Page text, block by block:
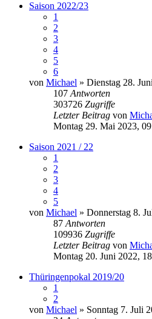
Saison 2022/23
1
2
3
4
5
6
von Michael » Dienstag 28.
107 Antworten
303726 Zugriffe
Letzter Beitrag von
Montag 29. Mai 2023,
Saison 2021 / 22
1
2
3
4
5
von Michael » Donnerstag 8.
87 Antworten
109936 Zugriffe
Letzter Beitrag von
Montag 20. Juni 2022,
Thüringenpokal 2019/20
1
2
von Michael » Sonntag 7. Juli